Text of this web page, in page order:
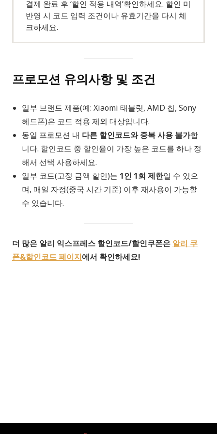
결제 완료 후 ‘할인 적용 내역’확인하세요. 할인 미
반영 시 코드 입력 조건이나 유효기간을 다시 체
크하세요.
프로모션 유의사항 및 조건
일부 브랜드 제품(예: Xiaomi 태블릿, AMD 칩, Sony
헤드폰)은 코드 적용 제외 대상입니다.
동일 프로모션 내 다른 할인코드와 중복 사용 불가합
니다. 할인코드 중 할인율이 가장 높은 코드를 하나 정
해서 선택 사용하세요.
일부 코드(고정 금액 할인)는 1인 1회 제한일 수 있으
며, 매일 자정(중국 시간 기준) 이후 재사용이 가능할
수 있습니다.
더 많은 알리 익스프레스 할인코드/할인쿠폰은 알리 쿠
폰&할인코드 페이지에서 확인하세요!